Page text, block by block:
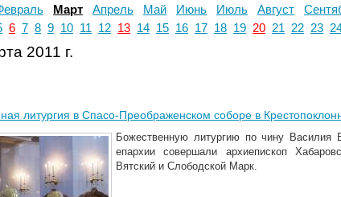
Март Апрель Май Июнь Июль Август
6 7 8 9 10 11 12 13 14 15 16 17 18 19 20 21 22 23
2011 г.
литургия в Спасо-Преображенском соборе в
Божественную литургию по чину Василия
епархии совершали архиепископ
Вятский и Слободской Марк.